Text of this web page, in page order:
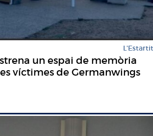
L'Estartit
un espai de memòria
víctimes de Germanwings